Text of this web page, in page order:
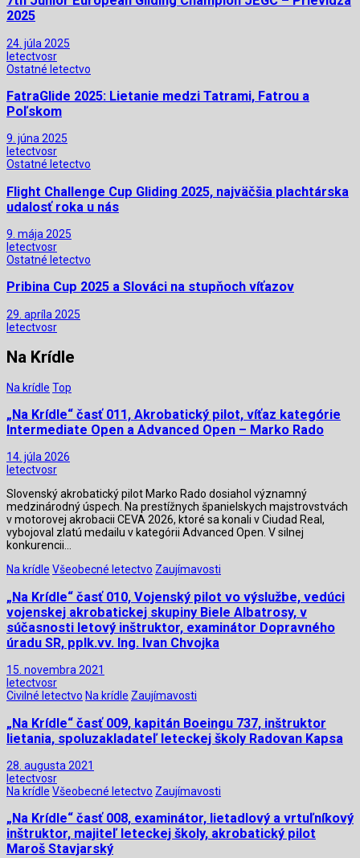
2025
24. júla 2025
letectvosr
Ostatné letectvo
FatraGlide 2025: Lietanie medzi Tatrami, Fatrou a
Poľskom
9. júna 2025
letectvosr
Ostatné letectvo
Flight Challenge Cup Gliding 2025, najväčšia plachtárska
udalosť roka u nás
9. mája 2025
letectvosr
Ostatné letectvo
Pribina Cup 2025 a Slováci na stupňoch víťazov
29. apríla 2025
letectvosr
Na Krídle
Na krídle Top
„Na Krídle“ časť 011, Akrobatický pilot, víťaz kategórie
Intermediate Open a Advanced Open – Marko Rado
14. júla 2026
letectvosr
Slovenský akrobatický pilot Marko Rado dosiahol významný
medzinárodný úspech. Na prestížnych španielskych majstrovstvách
v motorovej akrobacii CEVA 2026, ktoré sa konali v Ciudad Real,
vybojoval zlatú medailu v kategórii Advanced Open. V silnej
konkurencii…
Na krídle Všeobecné letectvo Zaujímavosti
„Na Krídle“ časť 010, Vojenský pilot vo výslužbe, vedúci
vojenskej akrobatickej skupiny Biele Albatrosy, v
súčasnosti letový inštruktor, examinátor Dopravného
úradu SR, pplk.vv. Ing. Ivan Chvojka
15. novembra 2021
letectvosr
Civilné letectvo Na krídle Zaujímavosti
„Na Krídle“ časť 009, kapitán Boeingu 737, inštruktor
lietania, spoluzakladateľ leteckej školy Radovan Kapsa
28. augusta 2021
letectvosr
Na krídle Všeobecné letectvo Zaujímavosti
„Na Krídle“ časť 008, examinátor, lietadlový a vrtuľníkový
inštruktor, majiteľ leteckej školy, akrobatický pilot
Maroš Stavjarský